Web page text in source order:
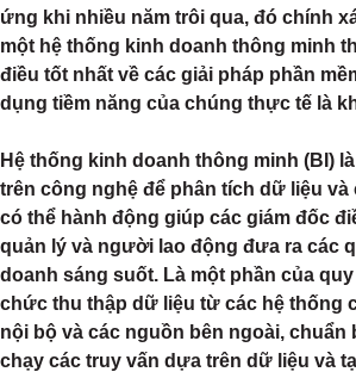
ứng khi nhiều năm trôi qua, đó chính
một hệ thống kinh doanh thông minh
điều tốt nhất về các giải pháp phần
dụng tiềm năng của chúng thực tế là
Hệ thống kinh doanh thông minh (BI)
trên công nghệ để phân tích dữ liệu
có thể hành động giúp các giám đốc
quản lý và người lao động đưa ra các
doanh sáng suốt. Là một phần của
chức thu thập dữ liệu từ các hệ thống
nội bộ và các nguồn bên ngoài, chuẩn
chạy các truy vấn dựa trên dữ liệu và